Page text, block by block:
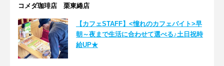
コメダ珈琲店 栗東綣店
【カフェSTAFF】<憧れのカフェバイト>早
朝～夜まで生活に合わせて選べる♪土日祝時
給UP★